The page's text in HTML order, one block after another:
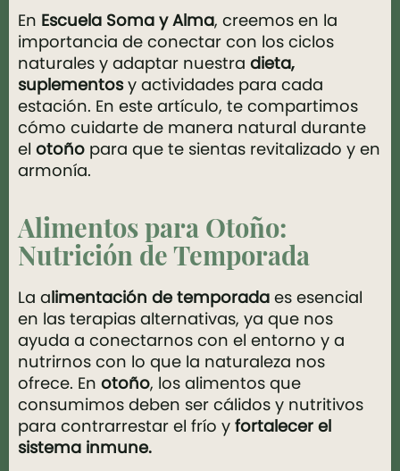
En Escuela Soma y Alma, creemos en la
importancia de conectar con los ciclos
naturales y adaptar nuestra dieta,
suplementosy actividades para cada
estación. En este artículo, te compartimos
cómo cuidarte de manera natural durante
el otoño para que te sientas revitalizado y en
armonía.
Alimentos para Otoño:
Nutrición de Temporada
La alimentación de temporada es esencial
en las terapias alternativas, ya que nos
ayuda a conectarnos con el entorno y a
nutrirnos con lo que la naturaleza nos
ofrece. En otoño, los alimentos que
consumimos deben ser cálidos y nutritivos
para contrarrestar el frío y fortalecer el
sistema inmune.